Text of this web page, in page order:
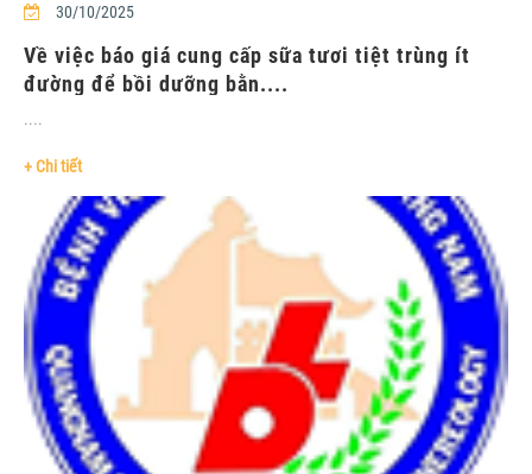
30/10/2025
Về việc báo giá cung cấp sữa tươi tiệt trùng ít
đường để bồi dưỡng bằn....
....
+ Chi tiết